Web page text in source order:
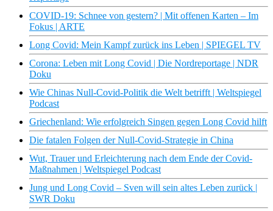
COVID-19: Schnee von gestern? | Mit offenen Karten – Im
Fokus | ARTE
Long Covid: Mein Kampf zurück ins Leben | SPIEGEL TV
Corona: Leben mit Long Covid | Die Nordreportage | NDR
Doku
Wie Chinas Null-Covid-Politik die Welt betrifft | Weltspiegel
Podcast
Griechenland: Wie erfolgreich Singen gegen Long Covid hilft
Die fatalen Folgen der Null-Covid-Strategie in China
Wut, Trauer und Erleichterung nach dem Ende der Covid-
Maßnahmen | Weltspiegel Podcast
Jung und Long Covid – Sven will sein altes Leben zurück |
SWR Doku